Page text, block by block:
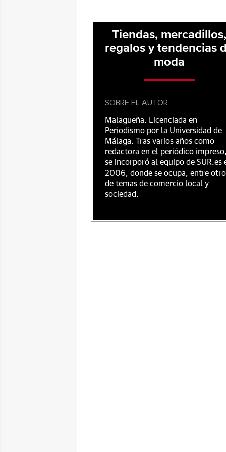
Tiendas,
regalos y tendencias
moda
SOBRE EL AUTOR
Malagueña. Licenciada en
Periodismo por la Universidad de
Málaga. Tras varios años como
redactora en el periódico
se incorporó al equipo de SUR.es
2006, donde se ocupa, entre
de temas de comercio local y
sociedad.